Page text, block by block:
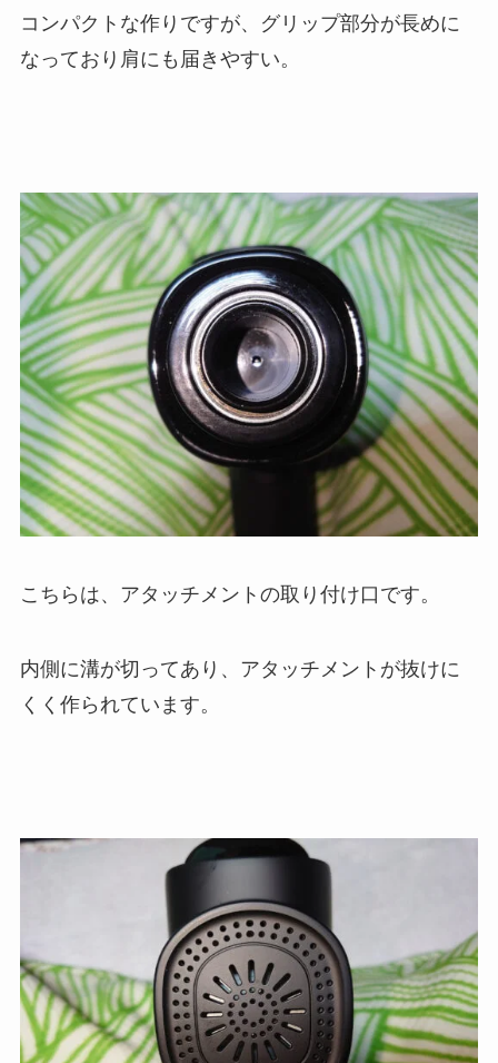
コンパクトな作りですが、グリップ部分が長めに
なっており肩にも届きやすい。
こちらは、アタッチメントの取り付け口です。
内側に溝が切ってあり、アタッチメントが抜けに
くく作られています。